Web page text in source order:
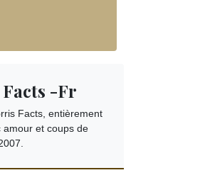
-Fr
Facts, entièrement
amour et coups de